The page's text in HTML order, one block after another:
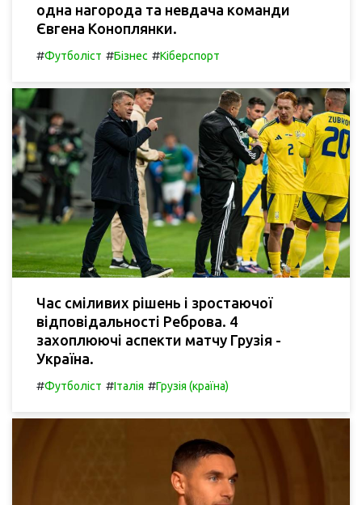
одна нагорода та невдача команди
Євгена Коноплянки.
#Футболіст #Бізнес #Кіберспорт
Час сміливих рішень і зростаючої
відповідальності Реброва. 4
захоплюючі аспекти матчу Грузія -
Україна.
#Футболіст #Італія #Грузія (країна)